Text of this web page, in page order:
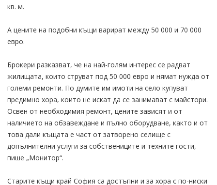
кв. м.
А цените на подобни къщи варират между 50 000 и 70 000
евро.
Брокери разказват, че на най-голям интерес се радват
жилищата, които струват под 50 000 евро и нямат нужда от
големи ремонти. По думите им имоти на село купуват
предимно хора, които не искат да се занимават с майстори.
Освен от необходимия ремонт, цените зависят и от
наличието на обзавеждане и пълно оборудване, както и от
това дали къщата е част от затворено селище с
допълнителни услуги за собствениците и техните гости,
пише „Монитор“.
Старите къщи край София са достъпни и за хора с по-ниски